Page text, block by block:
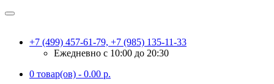
+7 (499) 457-61-79, +7 (985) 135-11-33
Ежедневно c 10:00 до 20:30
0 товар(ов) - 0.00 р.